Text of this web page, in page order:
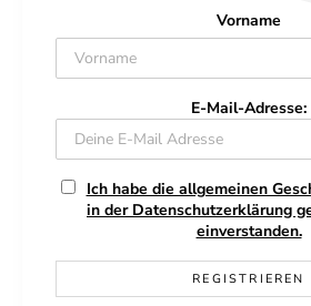
Vorname
E-Mail-Adresse:
Ich habe die allgemeinen
in der Datenschutzerklärung
einverstanden.